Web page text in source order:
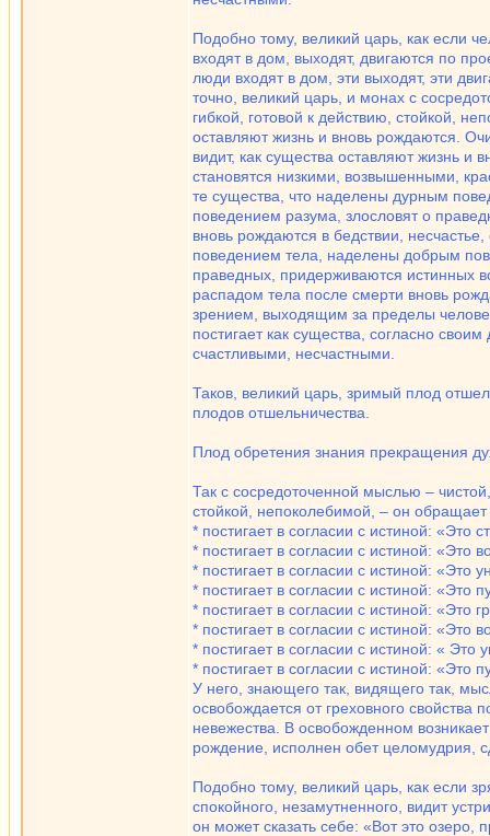
Подобно тому, великий царь, как если
входят в дом, выходят, двигаются по
люди входят в дом, эти выходят, эти
точно, великий царь, и монах с
гибкой, готовой к действию, стойкой,
оставляют жизнь и вновь рождаются.
видит, как существа оставляют жизнь и
становятся низкими, возвышенными,
те существа, что наделены дурным
поведением разума, злословят о
вновь рождаются в бедствии,
поведением тела, наделены добрым
праведных, придерживаются истинных
распадом тела после смерти вновь
зрением, выходящим за пределы
постигает как существа, согласно
счастливыми, несчастными.
Таков, великий царь, зримый плод
плодов отшельничества.
Плод обретения знания прекращения
Так с сосредоточенной мыслью –
стойкой, непоколебимой, – он
* постигает в согласии с истиной: «Это
* постигает в согласии с истиной: «Это
* постигает в согласии с истиной: «Это
* постигает в согласии с истиной: «Это
* постигает в согласии с истиной: «Это
* постигает в согласии с истиной: «Это
* постигает в согласии с истиной: « Это
* постигает в согласии с истиной: «Это
У него, знающего так, видящего так,
освобождается от греховного свойства
невежества. В освобожденном
рождение, исполнен обет целомудрия,
Подобно тому, великий царь, как если
спокойного, незамутненного, видит
он может сказать себе: «Вот это озеро,